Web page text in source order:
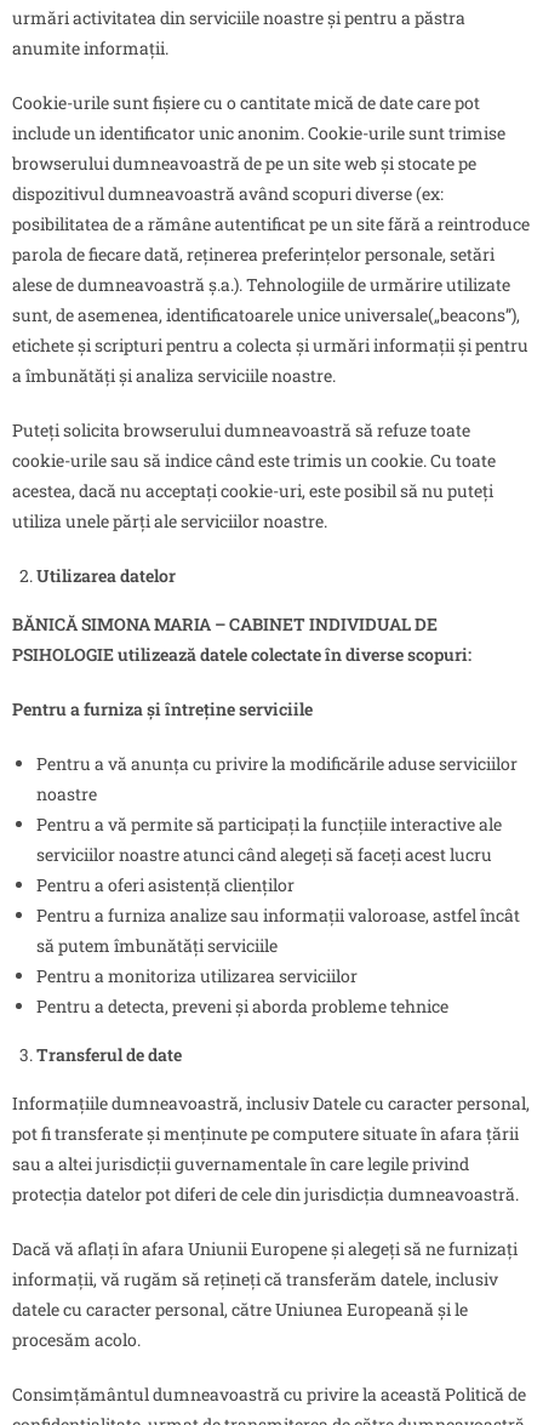
urmări activitatea din serviciile noastre și pentru a păstra
anumite informații.
Cookie-urile sunt fișiere cu o cantitate mică de date care pot
include un identificator unic anonim. Cookie-urile sunt trimise
browserului dumneavoastră de pe un site web și stocate pe
dispozitivul dumneavoastră având scopuri diverse (ex:
posibilitatea de a rămâne autentificat pe un site fără a reintroduce
parola de fiecare dată, reținerea preferințelor personale, setări
alese de dumneavoastră ș.a.). Tehnologiile de urmărire utilizate
sunt, de asemenea, identificatoarele unice universale(„beacons”),
etichete și scripturi pentru a colecta și urmări informații și pentru
a îmbunătăți și analiza serviciile noastre.
Puteți solicita browserului dumneavoastră să refuze toate
cookie-urile sau să indice când este trimis un cookie. Cu toate
acestea, dacă nu acceptați cookie-uri, este posibil să nu puteți
utiliza unele părți ale serviciilor noastre.
Utilizarea datelor
BĂNICĂ SIMONA MARIA – CABINET INDIVIDUAL DE
PSIHOLOGIEutilizează datele colectate în diverse scopuri:
Pentru a furniza și întreține serviciile
Pentru a vă anunța cu privire la modificările aduse serviciilor
noastre
Pentru a vă permite să participați la funcțiile interactive ale
serviciilor noastre atunci când alegeți să faceți acest lucru
Pentru a oferi asistență clienților
Pentru a furniza analize sau informații valoroase, astfel încât
să putem îmbunătăți serviciile
Pentru a monitoriza utilizarea serviciilor
Pentru a detecta, preveni și aborda probleme tehnice
Transferulde date
Informațiile dumneavoastră, inclusiv Datele cu caracter personal,
pot fi transferate și menținute pe computere situate în afara țării
sau a altei jurisdicții guvernamentale în care legile privind
protecția datelor pot diferi de cele din jurisdicția dumneavoastră.
Dacă vă aflați în afara Uniunii Europene și alegeți să ne furnizați
informații, vă rugăm să rețineți că transferăm datele, inclusiv
datele cu caracter personal, către Uniunea Europeană și le
procesăm acolo.
Consimțământul dumneavoastră cu privire la această Politică de